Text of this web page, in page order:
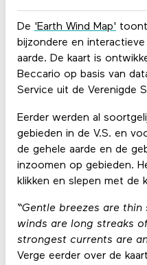
De 'Earth Wind Map'
bijzondere en
aarde. De kaart is
Beccario op basis van
Service uit de Verenigde
Eerder werden al
gebieden in de V.S. en
de gehele aarde en de
inzoomen op gebieden.
klikken en slepen met de
“Gentle breezes are
winds are long streaks
strongest currents are
Verge eerder over de